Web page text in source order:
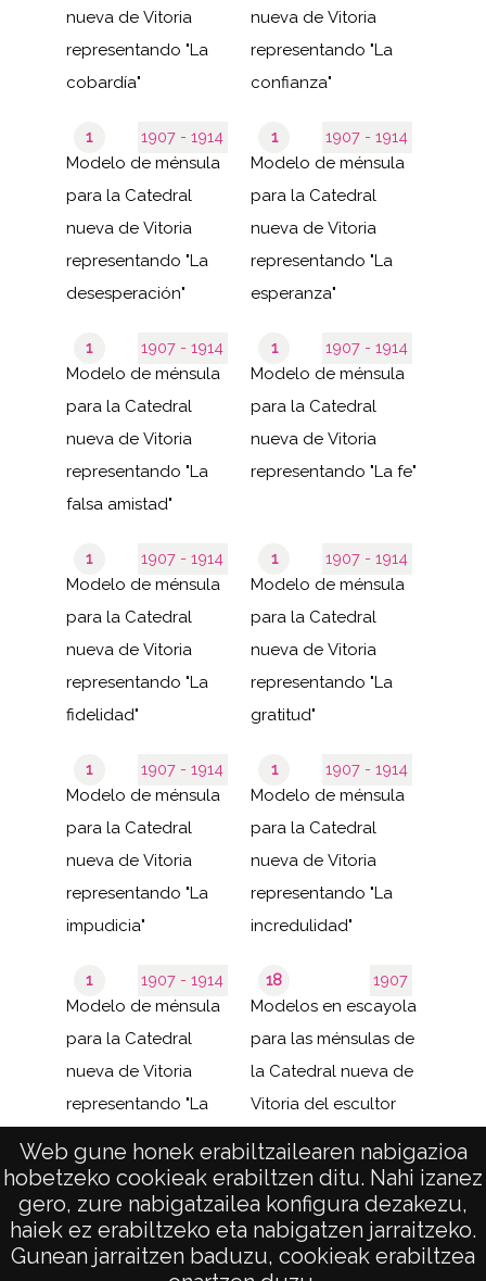
Web gune honek erabiltzailearen nabigazioa
hobetzeko cookieak erabiltzen ditu. Nahi izanez
gero, zure nabigatzailea konfigura dezakezu,
haiek ez erabiltzeko eta nabigatzen jarraitzeko.
Gunean jarraitzen baduzu, cookieak erabiltzea
nueva de Vitoria
representando "La
cobardía"
nueva de Vitoria
representando "La
confianza"
1907 - 1914
1
Modelo de ménsula
para la Catedral
nueva de Vitoria
representando "La
desesperación"
1907 - 1914
1
Modelo de ménsula
para la Catedral
nueva de Vitoria
representando "La
esperanza"
1907 - 1914
1
Modelo de ménsula
para la Catedral
nueva de Vitoria
representando "La
falsa amistad"
1907 - 1914
1
Modelo de ménsula
para la Catedral
nueva de Vitoria
representando "La fe"
1907 - 1914
1
Modelo de ménsula
para la Catedral
nueva de Vitoria
representando "La
fidelidad"
1907 - 1914
1
Modelo de ménsula
para la Catedral
nueva de Vitoria
representando "La
gratitud"
1907 - 1914
1
Modelo de ménsula
para la Catedral
nueva de Vitoria
representando "La
impudicia"
1907 - 1914
1
Modelo de ménsula
para la Catedral
nueva de Vitoria
representando "La
incredulidad"
1907 - 1914
1
Modelo de ménsula
para la Catedral
nueva de Vitoria
representando "La
1907
18
Modelos en escayola
para las ménsulas de
la Catedral nueva de
Vitoria del escultor
de 1
páginas
1–20 de 20
results